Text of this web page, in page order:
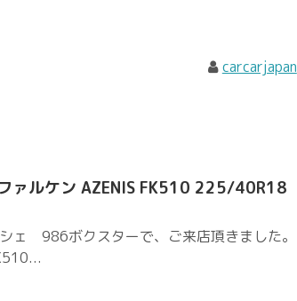
carcarjapan
ァルケン AZENIS FK510 225/40R18
ェ 986ボクスターで、ご来店頂きました。